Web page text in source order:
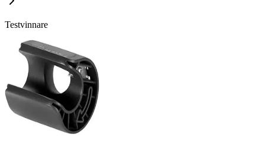
Testvinnare